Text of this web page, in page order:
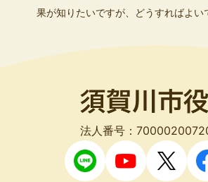
果が知りたいですが、どうすればよい
法人番号：